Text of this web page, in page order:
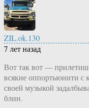
ZIL.ok.130
7 лет назад
Вот так вот —
всякие оппортьюнити с
своей музыкой
блин.